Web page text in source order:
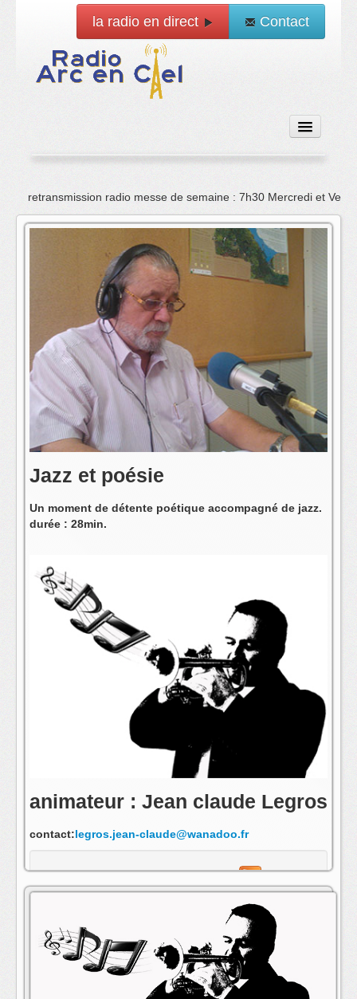
la radio en direct Contact
Accueil
Emissions
La radio
L'équipe
retransmission radio messe de semaine : 7h30 Mercredi et
Jazz et poésie
Un moment de détente poétique accompagné de jazz.
durée : 28min.
animateur : Jean claude Legros
contact:legros.jean-claude@wanadoo.fr
s'abonner au fil rss de cette emission: